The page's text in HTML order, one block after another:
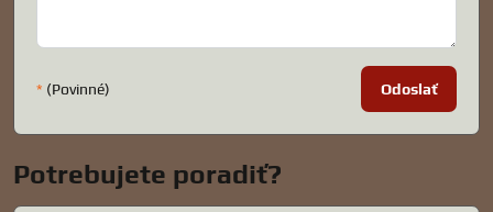
* (Povinné) Odoslať
Potrebujete poradiť?